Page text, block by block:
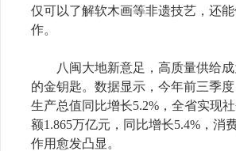
仅可以了解软木画等非遗技艺，还
作。
八闽大地新意足，高质量供给成
的金钥匙。数据显示，今年前三季
生产总值同比增长5.2%，全省实现
额1.865万亿元，同比增长5.4%，消
作用愈发凸显。